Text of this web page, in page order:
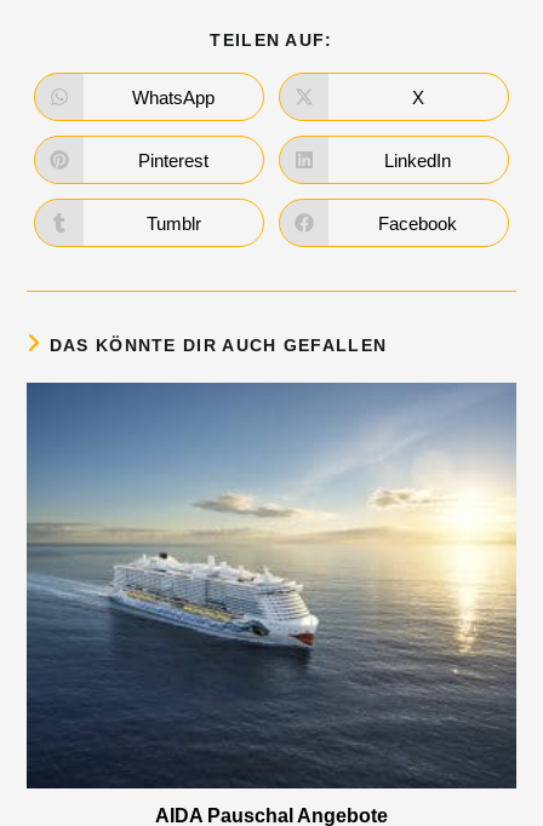
TEILEN AUF:
WhatsApp X
Pinterest LinkedIn
Tumblr Facebook
DAS KÖNNTE DIR AUCH GEFALLEN
AIDA Pauschal Angebote